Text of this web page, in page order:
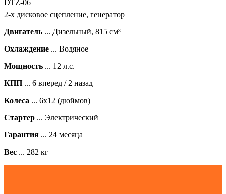
DTZ-06
2-х дисковое сцепление, генератор
Двигатель ... Дизельный, 815 см³
Охлаждение ... Водяное
Мощность ... 12 л.с.
КПП ... 6 вперед / 2 назад
Колеса ... 6х12 (дюймов)
Стартер ... Электрический
Гарантия ... 24 месяца
Вес ... 282 кг